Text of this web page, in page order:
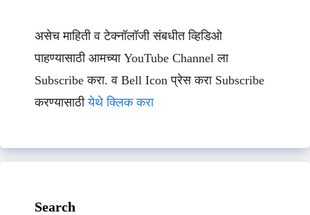
असेच माहिती व टेक्नॉलॉजी संबधीत व्हिडिओ
पाहण्यासाठी आमच्या YouTube Channel ला
Subscribe करा. व Bell Icon प्रेस करा Subscribe
करण्यासाठीयेथे क्लिक करा
Search